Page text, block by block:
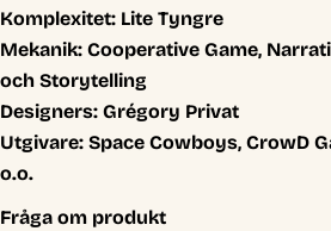
Komplexitet: Lite Tyngre
Mekanik: Cooperative Game,
och Storytelling
Designers: Grégory Privat
Utgivare: Space Cowboys, CrowD
o.o.
Fråga om produkt